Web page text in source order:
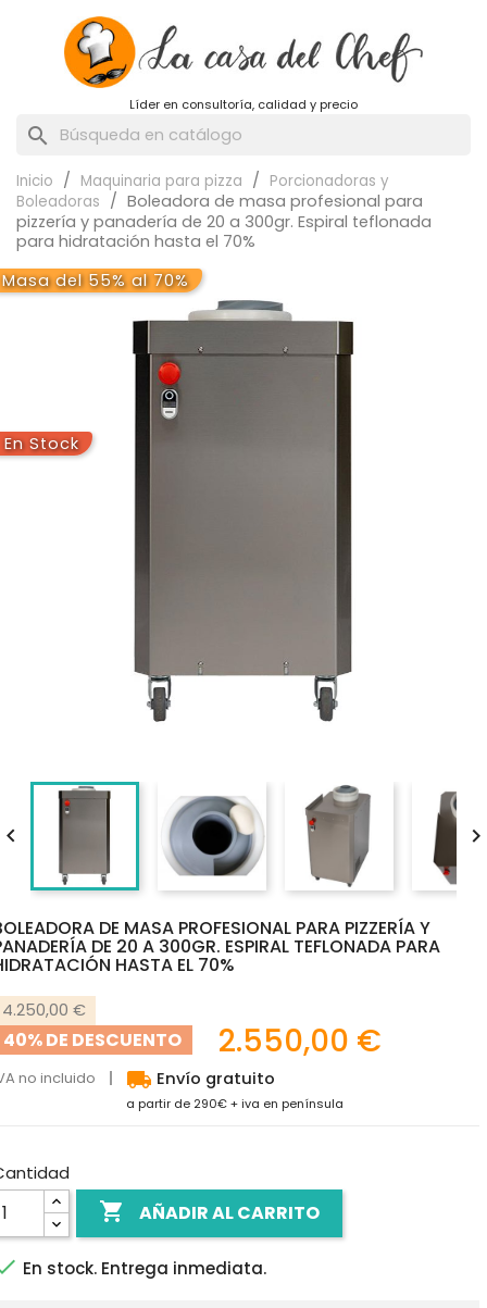
Líder en consultoría, calidad y precio
search
Inicio Maquinaria para pizza
Porcionadoras y
Boleadoras
Boleadora de masa profesional para
pizzería y panadería de 20 a 300gr. Espiral teflonada
para hidratación hasta el 70%
En Stock
Masa del 55% al 70%
DE MASA PROFESIONAL PARA PIZZERÍA Y
DE 20 A 300GR. ESPIRAL TEFLONADA PARA
HASTA EL 70%
4.250,00 €
40% DE DESCUENTO 2.550,00 €
no incluido local_shipping Envío gratuito
a partir de 290€ + iva en península
 AÑADIR AL CARRITO
En stock. Entrega inmediata.